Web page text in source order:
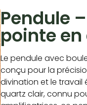
Pendule
pointe
Le pendule avec
conçu pour la
divination et le travail
quartz clair, connu